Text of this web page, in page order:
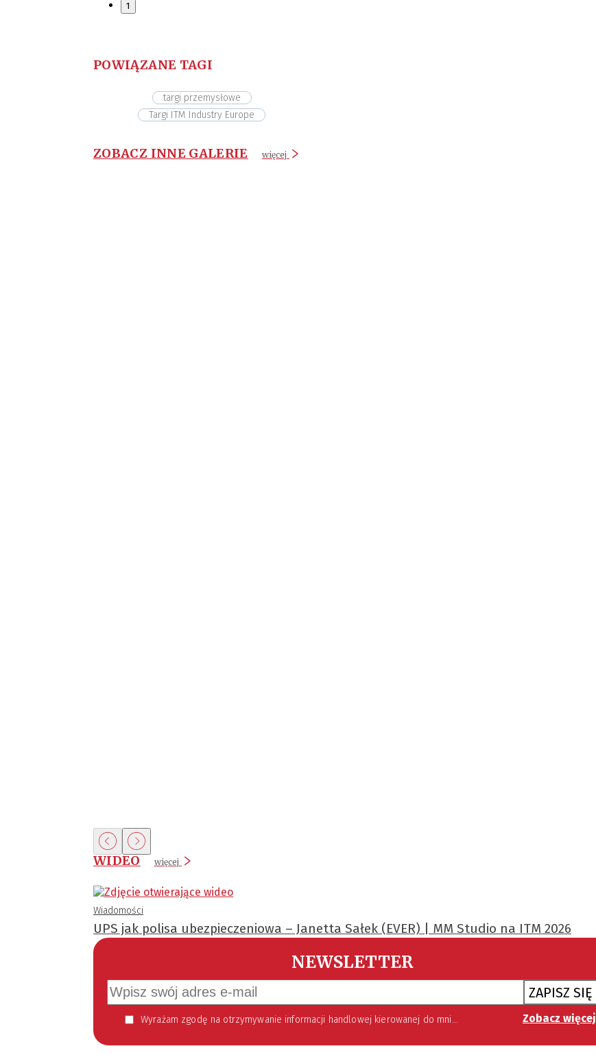
1
POWIĄZANE TAGI
targi przemysłowe
Targi ITM Industry Europe
ZOBACZ INNE GALERIE więcej
WIDEO więcej
Wiadomości
UPS jak polisa ubezpieczeniowa – Janetta Sałek (EVER) | MM Studio na ITM 2026
NEWSLETTER
ZAPISZ SIĘ
Wyrażam zgodę na otrzymywanie informacji handlowej kierowanej do mnie za pomocą środków komunikacji elektronicznej w szczególności poczty elektronicznej zgodnie z przepisem art. 10 ust 2 ustawy z dnia 18 lipca 2002 roku o świadczeniu usług drogą elektroniczną (Dz. U. 144 z 2002 r. poz. 1204). Zgoda jest dobrowolna, jednak jej wyrażenie jest konieczne, aby otrzymywać newsletter. Zobacz więcej